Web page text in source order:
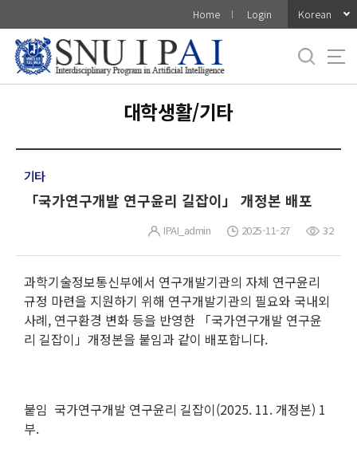
로
메
Home Login Korean
대학생활/기타
기타
「국가연구개발 연구윤리 길잡이」 개정본 배포
IPAI_admin 2025-11-27 32
과학기술정보통신부에서 연구개발기관의 자체 연구윤리
규정 마련을 지원하기 위해 연구개발기관의 필요와 국내외
사례, 연구환경 변화 등을 반영한 「국가연구개발 연구윤
리 길잡이」개정본을 붙임과 같이 배포합니다.
붙임 국가연구개발 연구윤리 길잡이(2025. 11. 개정본) 1
부.